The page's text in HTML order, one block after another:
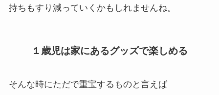
持ちもすり減っていくかもしれませんね。
１歳児は家にあるグッズで楽しめる
そんな時にただで重宝するものと言えば